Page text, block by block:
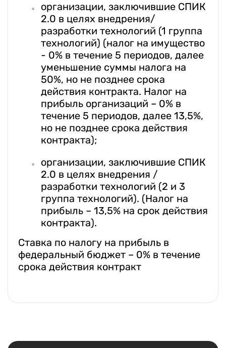
организации, заключившие СПИК
2.0 в целях внедрения/
разработки технологий (1 группа
технологий) (налог на имущество
- 0% в течение 5 периодов, далее
уменьшение суммы налога на
50%, но не позднее срока
действия контракта. Налог на
прибыль организаций – 0% в
течение 5 периодов, далее 13,5%,
но не позднее срока действия
контракта);
организации, заключившие СПИК
2.0 в целях внедрения /
разработки технологий (2 и 3
группа технологий). (Налог на
прибыль – 13,5% на срок действия
контракта).
Ставка по налогу на прибыль в
федеральный бюджет – 0% в течение
срока действия контракт